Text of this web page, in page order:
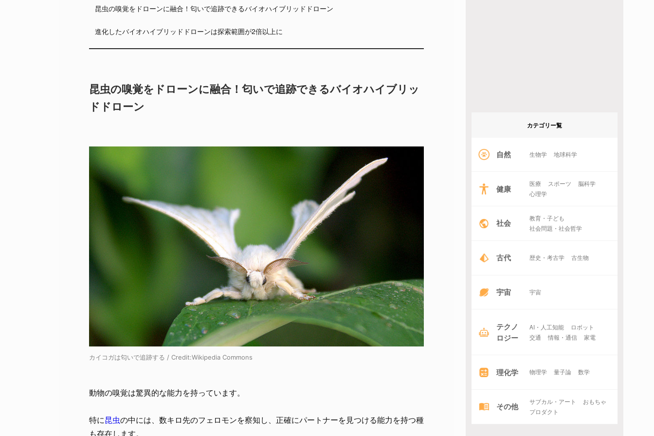
昆虫の嗅覚をドローンに融合！匂いで追跡できるバイオハイブリッドドローン
進化したバイオハイブリッドドローンは探索範囲が2倍以上に
昆虫の嗅覚をドローンに融合！匂いで追跡できるバイオハイブリッ
ドドローン
カイコガは匂いで追跡する / Credit:Wikipedia Commons
動物の嗅覚は驚異的な能力を持っています。
特に昆虫の中には、数キロ先のフェロモンを察知し、正確にパートナーを見つける能力を持つ種
も存在します。
カテゴリー覧
自然 生物学 地球科学
健康 医療 スポーツ
脳科学
心理学
社会
教育・子ども
社会問題・社会哲学
古代 歴史・考古学 古生物
宇宙 宇宙
テクノ
ロジー
AI・人工知能
ロボット
交通
情報・通信 家電
理化学 物理学 量子論 数学
その他 サブカル・アート
おもちゃ
プロダクト